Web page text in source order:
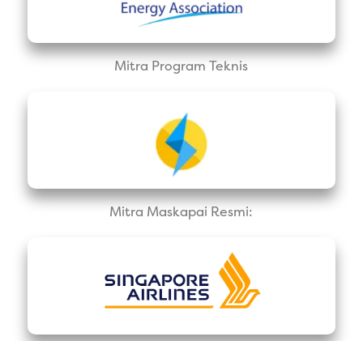
Mitra Program Teknis
Mitra Maskapai Resmi: